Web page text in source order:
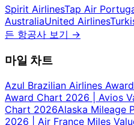
Spirit AirlinesTap Air
AustraliaUnited Airlines
든 항공사 보기 →
마일 차트
Azul Brazilian Airlines
Award Chart 2026 | Avios
Chart 2026Alaska Mileage
2026 | Air France Miles